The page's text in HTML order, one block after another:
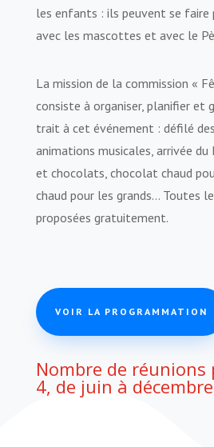
les enfants : ils peuvent se faire
avec les mascottes et avec le
La mission de la commission «
consiste à organiser, planifier et
trait à cet événement : défilé
animations musicales, arrivée du
et chocolats, chocolat chaud
chaud pour les grands… Toutes
proposées gratuitement.
VOIR LA PROGRAMMATION
Nombre de réunions
4, de juin à décembre